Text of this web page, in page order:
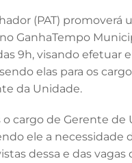
(PAT) promoverá
GanhaTempo
9h, visando efetuar
elas para os
da Unidade.
cargo de Gerente
ele a
dessa e das vagas